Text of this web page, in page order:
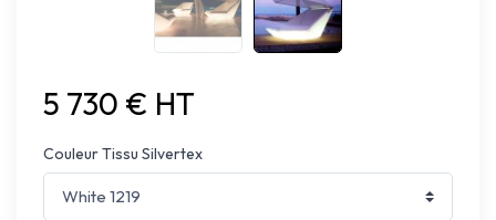
5 730 € HT
Couleur Tissu Silvertex